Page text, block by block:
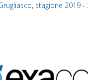
, stagione 2019 -